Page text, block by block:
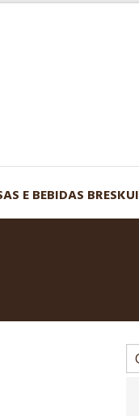
E BEBIDAS BRESKUI